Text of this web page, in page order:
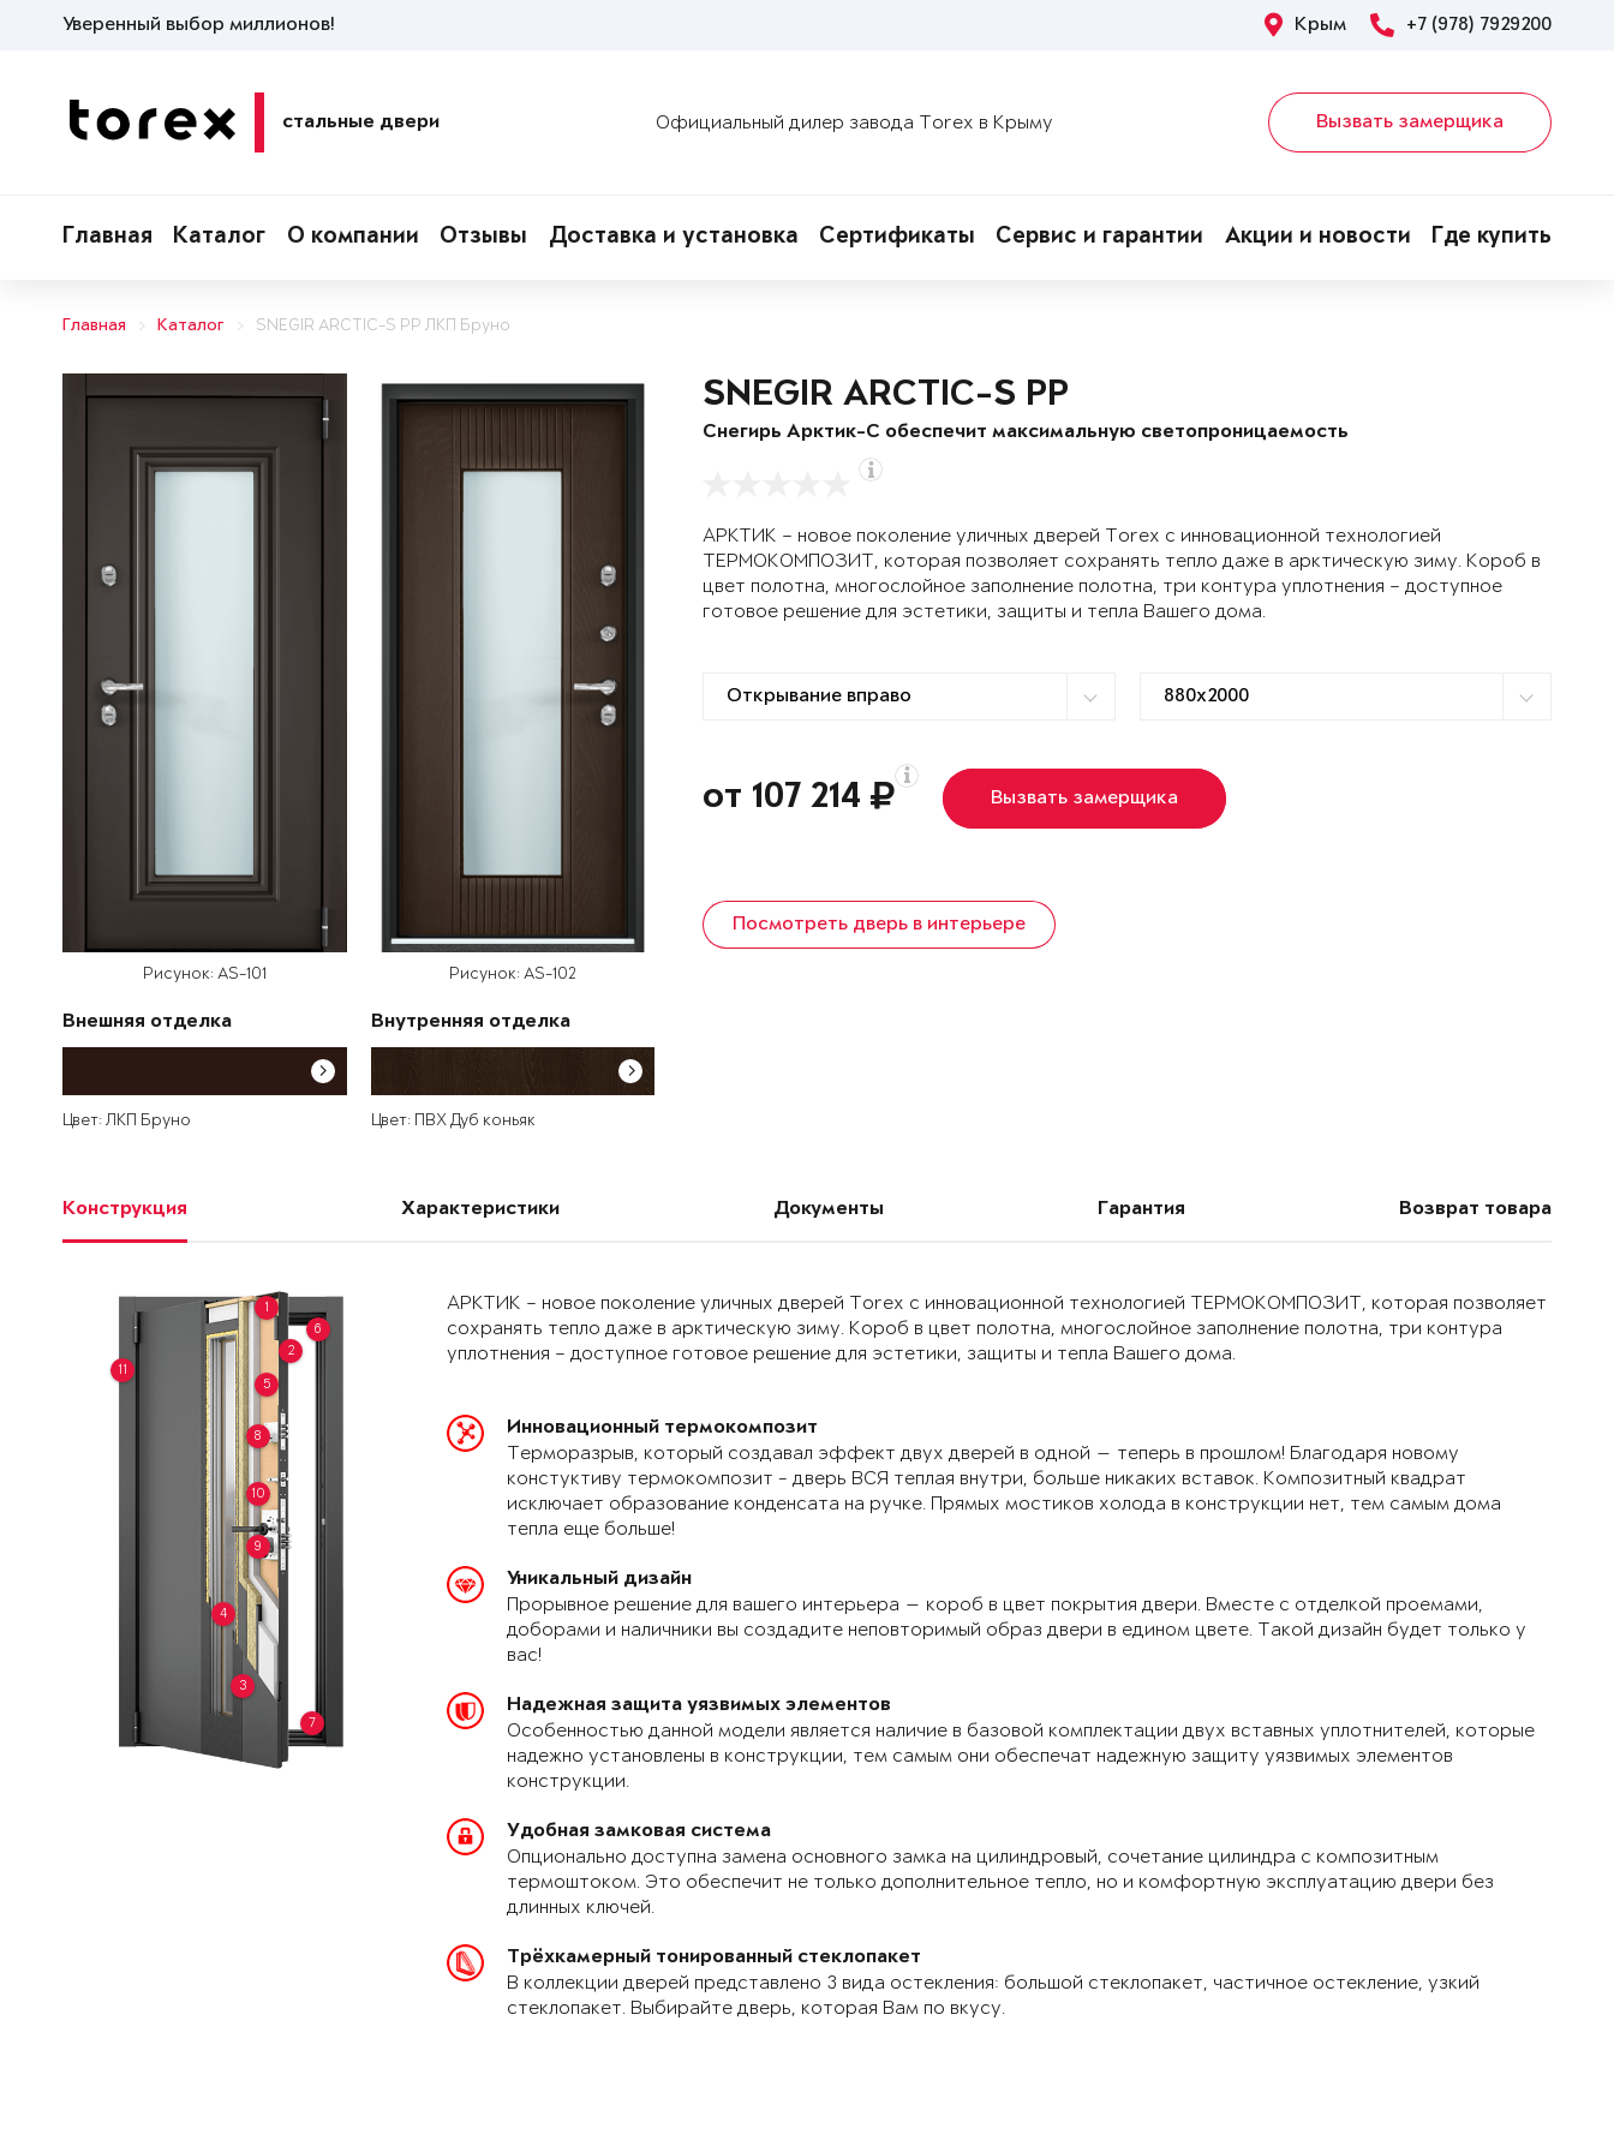
Уверенный выбор миллионов! Крым +7 (978) 7929200
стальные двери Официальный дилер завода Torex в Крыму Вызвать замерщика
Главная Каталог О компании Отзывы Доставка и установка Сертификаты Сервис и гарантии Акции и новости Где купить
Главная Каталог SNEGIR ARCTIC-S PP ЛКП Бруно
Рисунок: AS-101
Внешняя отделка
Цвет: ЛКП Бруно
Рисунок: AS-102
Внутренняя отделка
Цвет: ПВХ Дуб коньяк
SNEGIR ARCTIC-S PP
Снегирь Арктик-С обеспечит максимальную светопроницаемость
АРКТИК – новое поколение уличных дверей Torex с инновационной технологией
ТЕРМОКОМПОЗИТ, которая позволяет сохранять тепло даже в арктическую зиму. Короб в
цвет полотна, многослойное заполнение полотна, три контура уплотнения – доступное
готовое решение для эстетики, защиты и тепла Вашего дома.
от 107 214 Вызвать замерщика
Посмотреть дверь в интерьере
Конструкция Характеристики Документы Гарантия Возврат товара
1
2
3
4
5
6
7
8
9
10
11
АРКТИК – новое поколение уличных дверей Torex с инновационной технологией ТЕРМОКОМПОЗИТ, которая позволяет
сохранять тепло даже в арктическую зиму. Короб в цвет полотна, многослойное заполнение полотна, три контура
уплотнения – доступное готовое решение для эстетики, защиты и тепла Вашего дома.
Инновационный термокомпозит
Терморазрыв, который создавал эффект двух дверей в одной — теперь в прошлом! Благодаря новому
констуктиву термокомпозит - дверь ВСЯ теплая внутри, больше никаких вставок. Композитный квадрат
исключает образование конденсата на ручке. Прямых мостиков холода в конструкции нет, тем самым дома
тепла еще больше!
Уникальный дизайн
Прорывное решение для вашего интерьера — короб в цвет покрытия двери. Вместе с отделкой проемами,
доборами и наличники вы создадите неповторимый образ двери в едином цвете. Такой дизайн будет только у
вас!
Надежная защита уязвимых элементов
Особенностью данной модели является наличие в базовой комплектации двух вставных уплотнителей, которые
надежно установлены в конструкции, тем самым они обеспечат надежную защиту уязвимых элементов
конструкции.
Удобная замковая система
Опционально доступна замена основного замка на цилиндровый, сочетание цилиндра с композитным
термоштоком. Это обеспечит не только дополнительное тепло, но и комфортную эксплуатацию двери без
длинных ключей.
Трёхкамерный тонированный стеклопакет
В коллекции дверей представлено 3 вида остекления: большой стеклопакет, частичное остекление, узкий
стеклопакет. Выбирайте дверь, которая Вам по вкусу.